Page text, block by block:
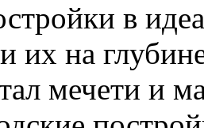
в
их на
мечети и